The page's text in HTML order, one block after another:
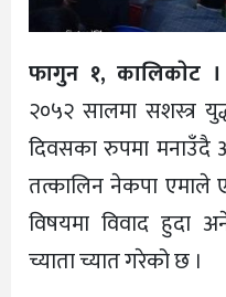
फागुन १, कालिकाेट ।
२०५२ सालमा सशस्त्र
दिवसका रुपमा मनाउँदै
तत्कालिन नेकपा एमाले
विषयमा विवाद हुदा
च्याता च्यात गरेको छ ।